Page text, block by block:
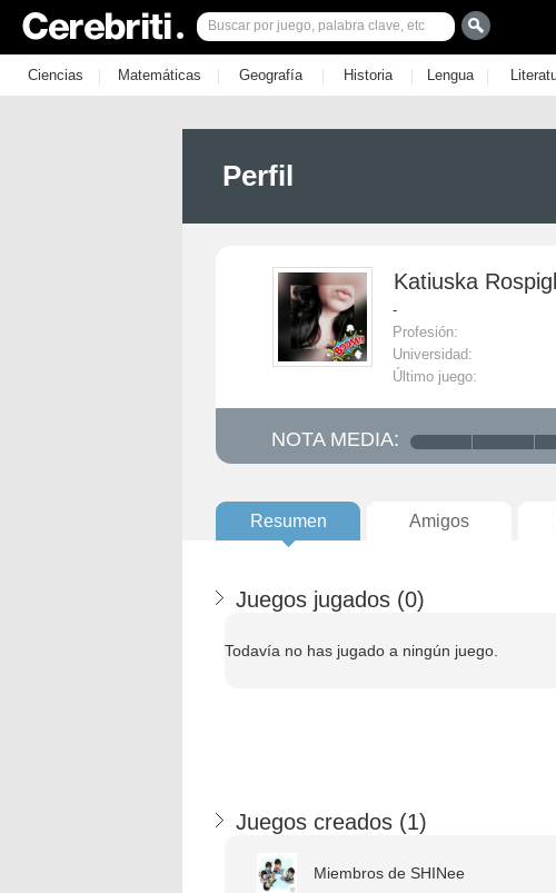
Ciencias | Matemáticas | Geografía | Historia | Lengua |
Perfil
Katiuska
-
Profesión:
Universidad:
Último juego:
NOTA MEDIA:
Resumen Amigos
Juegos jugados (0)
Todavía no has jugado a ningún juego.
Juegos creados (1)
Miembros de SHINee